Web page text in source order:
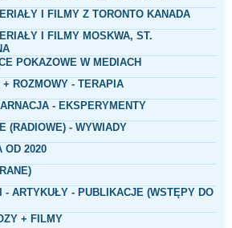
I FILMY Z TORONTO KANADA
I FILMY MOSKWA, ST.
POKAZOWE W MEDIACH
ROZMOWY - TERAPIA
- EKSPERYMENTY
(RADIOWE) - WYWIADY
OD 2020
)
- ARTYKUŁY - PUBLIKACJE (WSTĘPY DO
+ FILMY